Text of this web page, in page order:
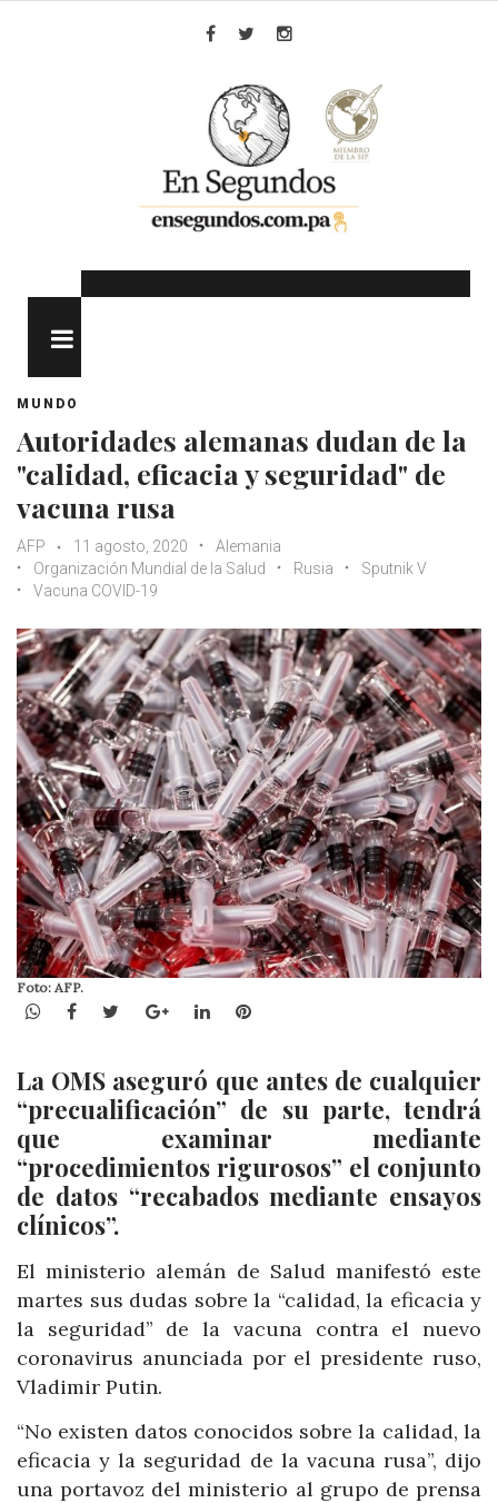
MUNDO
Autoridades alemanas dudan de la
"calidad, eficacia y seguridad" de
vacuna rusa
AFP 11 agosto, 2020
Alemania
Organización Mundial de la Salud
Rusia
Sputnik V
Vacuna COVID-19
Foto: AFP.
WhatsApp
Facebook
TwitterGoogle+LinkedInPinterest
La OMS aseguró que antes de cualquier
“precualificación” de su parte, tendrá
que examinar mediante
“procedimientos rigurosos” el conjunto
de datos “recabados mediante ensayos
clínicos”.
El ministerio alemán de Salud manifestó este
martes sus dudas sobre la “calidad, la eficacia y
la seguridad” de la vacuna contra el nuevo
coronavirus anunciada por el presidente ruso,
Vladimir Putin.
“No existen datos conocidos sobre la calidad, la
eficacia y la seguridad de la vacuna rusa”, dijo
una portavoz del ministerio al grupo de prensa